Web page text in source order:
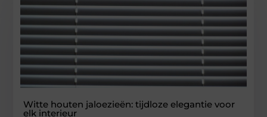
Witte houten jaloezieën: tijdloze elegantie voor
elk interieur